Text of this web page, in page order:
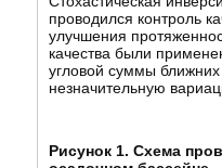
проводился контроль
улучшения
качества были
угловой суммы
незначительную
Рисунок 1. Схема